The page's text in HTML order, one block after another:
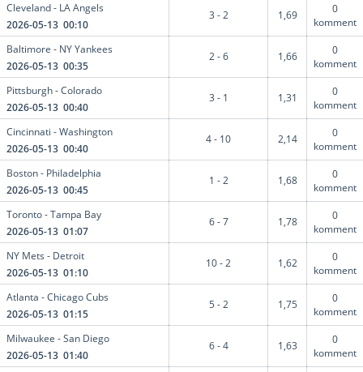
Cleveland - LA Angels
2026-05-13 00:10
3 - 2 1,69
0
komment
Baltimore - NY Yankees
2026-05-13 00:35
2 - 6 1,66
0
komment
Pittsburgh - Colorado
2026-05-13 00:40
3 - 1 1,31
0
komment
Cincinnati - Washington
2026-05-13 00:40
4 - 10 2,14
0
komment
Boston - Philadelphia
2026-05-13 00:45
1 - 2 1,68
0
komment
Toronto - Tampa Bay
2026-05-13 01:07
6 - 7 1,78
0
komment
NY Mets - Detroit
2026-05-13 01:10
10 - 2 1,62
0
komment
Atlanta - Chicago Cubs
2026-05-13 01:15
5 - 2 1,75
0
komment
Milwaukee - San Diego
2026-05-13 01:40
6 - 4 1,63
0
komment